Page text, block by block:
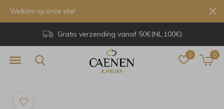
0 0
Gratis verzending vanaf 50€(NL:100€)
Welkom op onze site!